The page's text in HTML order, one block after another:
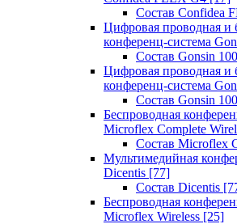
Состав Confidea
Цифровая проводная и
конференц-система
Состав Gonsin
Цифровая проводная и
конференц-система
Состав Gonsin
Беспроводная
Microflex Complete
Состав Microflex
Мультимедийная
Dicentis [77]
Состав Dicentis
Беспроводная
Microflex Wireless [25]